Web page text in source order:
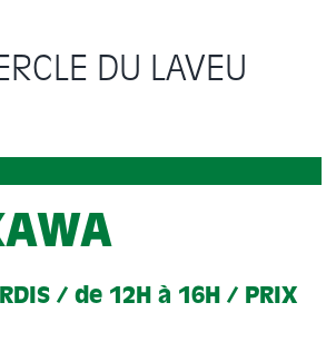
DU LAVEU
/ de 12H à 16H / PRIX